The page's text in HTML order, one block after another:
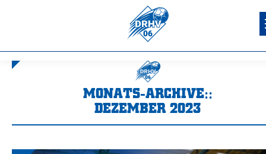
MONATS-ARCHIVE::
DEZEMBER 2023